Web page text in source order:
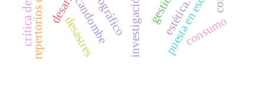
estética.
puesta en escena
candombe consumo
desastres